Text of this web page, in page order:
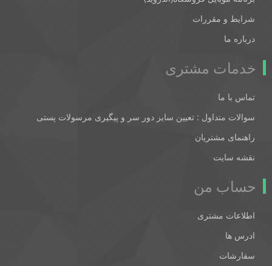
شرایط و مقررات
درباره ما
خدمات مشتری
تماس با ما
سوالات متداول : تعیین سایز دور سر و پیگیری مرسولات پستی
راهنمای مشتریان
نقشه سایت
حساب من
اطلاعات مشتری
ادرس ها
سفارشات